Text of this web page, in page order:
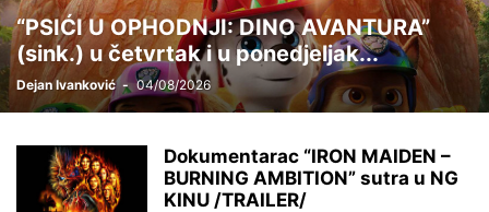
“PSIĆI U OPHODNJI: DINO AVANTURA”
(sink.) u četvrtak i u ponedjeljak...
Dejan Ivanković - 04/08/2026
Dokumentarac “IRON MAIDEN –
BURNING AMBITION” sutra u NG
KINU /TRAILER/